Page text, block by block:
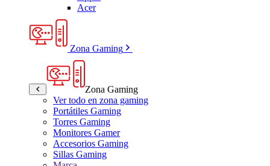
Acer
Zona Gaming
Zona Gaming
Ver todo en zona gaming
Portátiles Gaming
Torres Gaming
Monitores Gamer
Accesorios Gaming
Sillas Gaming